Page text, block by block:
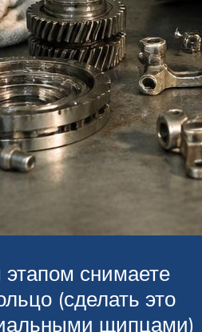
снимаете
(сделать это
щипцами)